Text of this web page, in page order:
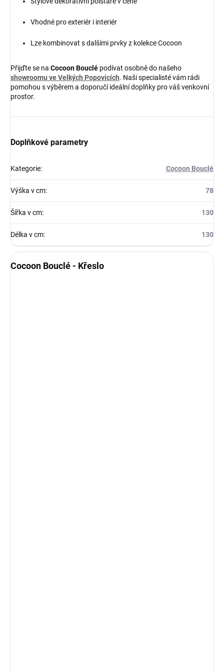
Vhodné pro exteriér i interiér
Lze kombinovat s dalšími prvky z kolekce Cocoon
Přijďte se na Cocoon Bouclé podívat osobně do našeho
showroomu ve Velkých Popovicích. Naši specialisté vám rádi
pomohou s výběrem a doporučí ideální doplňky pro váš venkovní
prostor.
Doplňkové parametry
Kategorie: Cocoon Bouclé
Výška v cm: 78
Šířka v cm: 130
Délka v cm: 130
Cocoon Bouclé - Křeslo